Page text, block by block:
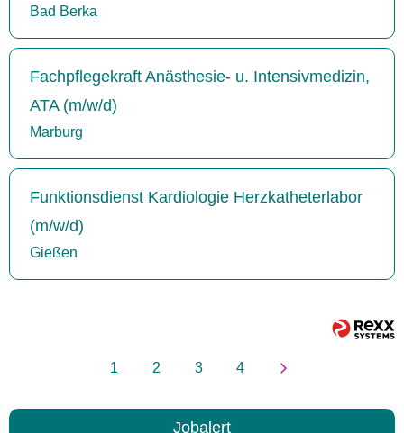
Bad Berka
Fachpflegekraft Anästhesie- u. Intensivmedizin,
ATA (m/w/d)
Marburg
Funktionsdienst Kardiologie Herzkatheterlabor
(m/w/d)
Gießen
1 2 3 4
Jobalert